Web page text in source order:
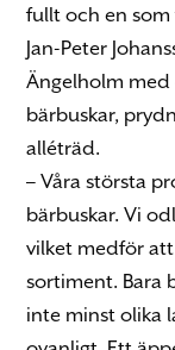
fullt och en som
Jan-Peter
Ängelholm
bärbuskar,
alléträd.
– Våra största
bärbuskar. Vi
vilket medför
sortiment. Bara
inte minst olika